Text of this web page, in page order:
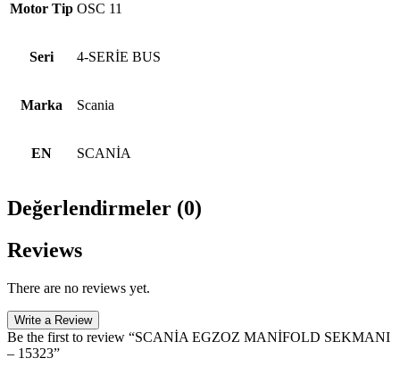
Motor Tip OSC 11
Seri 4-SERİE BUS
Marka Scania
EN SCANİA
Değerlendirmeler (0)
Reviews
There are no reviews yet.
Write a Review
Be the first to review “SCANİA EGZOZ MANİFOLD SEKMANI
– 15323”